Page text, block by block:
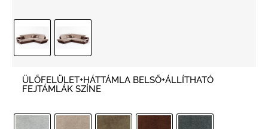
ÜLŐFELÜLET+HÁTTÁMLA BELSŐ+ÁLLÍTHATÓ
FEJTÁMLÁK SZÍNE